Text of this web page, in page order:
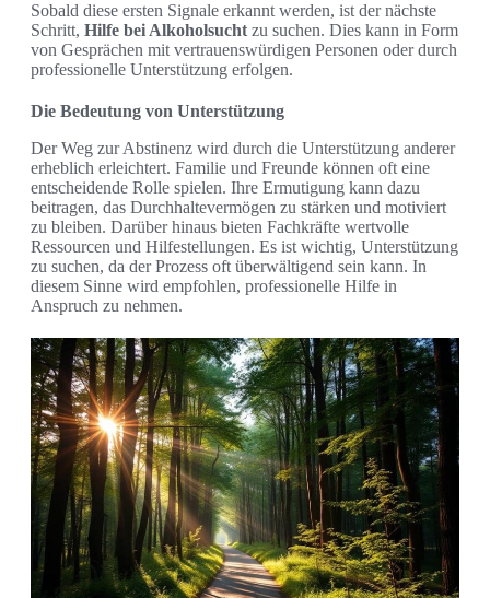
Sobald diese ersten Signale erkannt werden, ist der nächste
Schritt, Hilfe bei Alkoholsucht zu suchen. Dies kann in Form
von Gesprächen mit vertrauenswürdigen Personen oder durch
professionelle Unterstützung erfolgen.
Die Bedeutung von Unterstützung
Der Weg zur Abstinenz wird durch die Unterstützung anderer
erheblich erleichtert. Familie und Freunde können oft eine
entscheidende Rolle spielen. Ihre Ermutigung kann dazu
beitragen, das Durchhaltevermögen zu stärken und motiviert
zu bleiben. Darüber hinaus bieten Fachkräfte wertvolle
Ressourcen und Hilfestellungen. Es ist wichtig, Unterstützung
zu suchen, da der Prozess oft überwältigend sein kann. In
diesem Sinne wird empfohlen, professionelle Hilfe in
Anspruch zu nehmen.